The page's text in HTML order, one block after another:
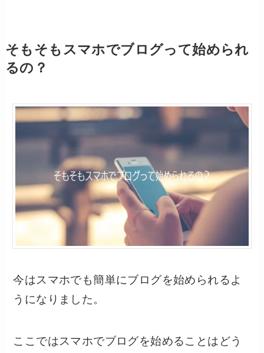
そもそもスマホでブログって始められ
るの？
今はスマホでも簡単にブログを始められるよ
うになりました。
ここではスマホでブログを始めることはどう